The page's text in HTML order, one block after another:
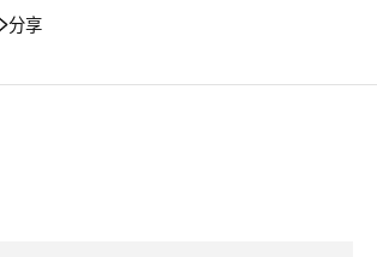
分享